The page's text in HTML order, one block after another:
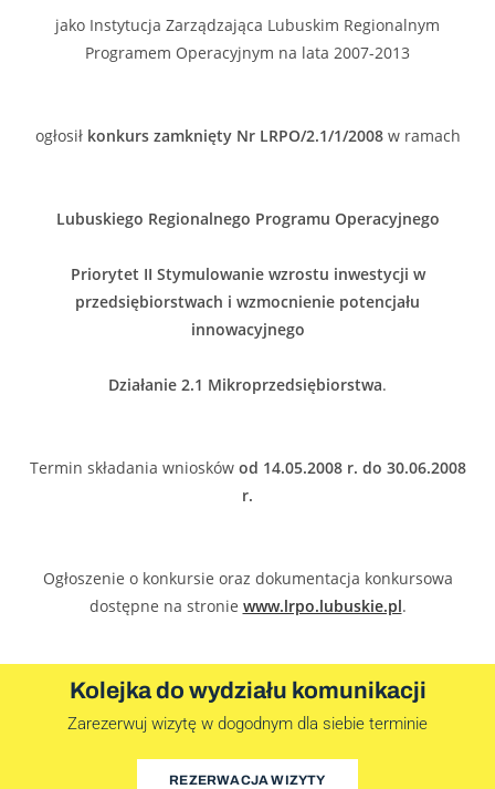
jako Instytucja Zarządzająca Lubuskim Regionalnym
Programem Operacyjnym na lata 2007-2013
ogłosił konkurs zamknięty Nr LRPO/2.1/1/2008 w ramach
Lubuskiego Regionalnego Programu Operacyjnego
Priorytet II Stymulowanie wzrostu inwestycji w
przedsiębiorstwach i wzmocnienie potencjału
innowacyjnego
Działanie 2.1 Mikroprzedsiębiorstwa.
Termin składania wniosków od 14.05.2008 r. do 30.06.2008
r.
Ogłoszenie o konkursie oraz dokumentacja konkursowa
dostępne na stronie www.lrpo.lubuskie.pl.
Kolejka do wydziału komunikacji
Zarezerwuj wizytę w dogodnym dla siebie terminie
REZERWACJA WIZYTY